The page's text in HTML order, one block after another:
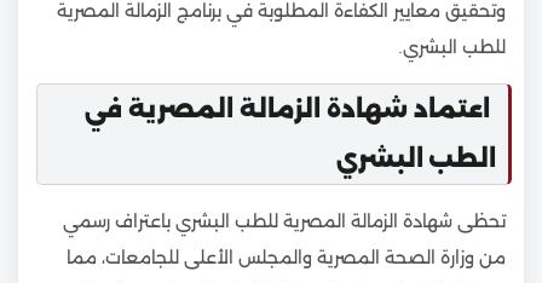
وتحقيق معايير الكفاءة المطلوبة في برنامج الزمالة المصرية
للطب البشري.
اعتماد شهادة الزمالة المصرية في
الطب البشري
تحظى شهادة الزمالة المصرية للطب البشري باعتراف رسمي
من وزارة الصحة المصرية والمجلس الأعلى للجامعات، مما